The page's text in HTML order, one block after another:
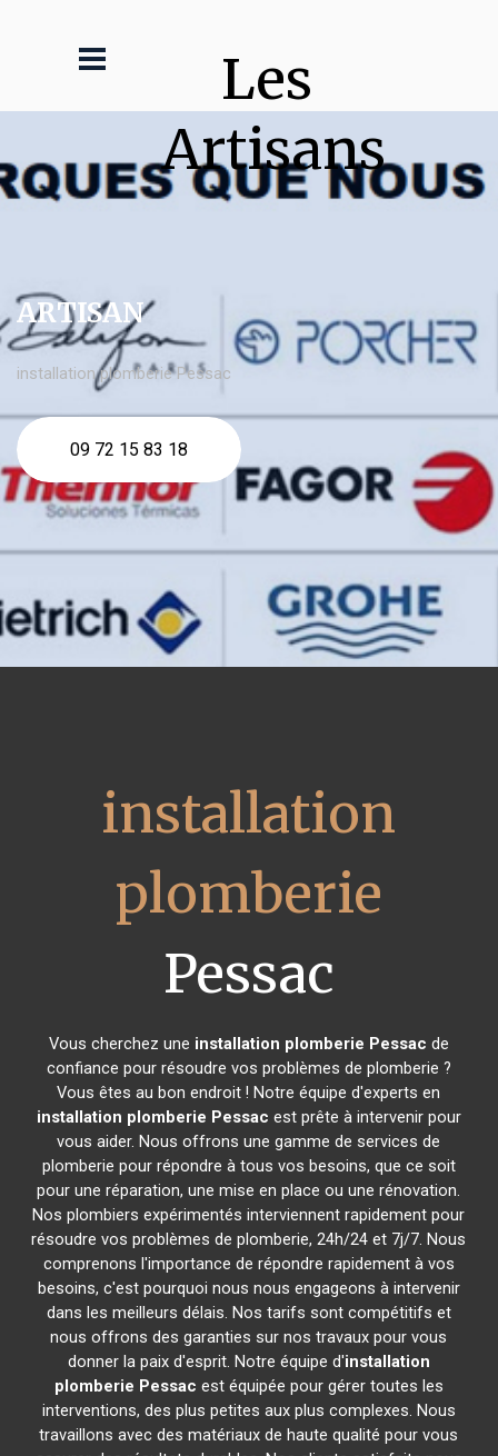
Les
Artisans
ARTISAN
installation plomberie Pessac
09 72 15 83 18
installation
plomberie
Pessac
Vous cherchez une installation plomberie Pessac de
confiance pour résoudre vos problèmes de plomberie ?
Vous êtes au bon endroit ! Notre équipe d'experts en
installation plomberie Pessac est prête à intervenir pour
vous aider. Nous offrons une gamme de services de
plomberie pour répondre à tous vos besoins, que ce soit
pour une réparation, une mise en place ou une rénovation.
Nos plombiers expérimentés interviennent rapidement pour
résoudre vos problèmes de plomberie, 24h/24 et 7j/7. Nous
comprenons l'importance de répondre rapidement à vos
besoins, c'est pourquoi nous nous engageons à intervenir
dans les meilleurs délais. Nos tarifs sont compétitifs et
nous offrons des garanties sur nos travaux pour vous
donner la paix d'esprit. Notre équipe d'installation
plomberie Pessac est équipée pour gérer toutes les
interventions, des plus petites aux plus complexes. Nous
travaillons avec des matériaux de haute qualité pour vous